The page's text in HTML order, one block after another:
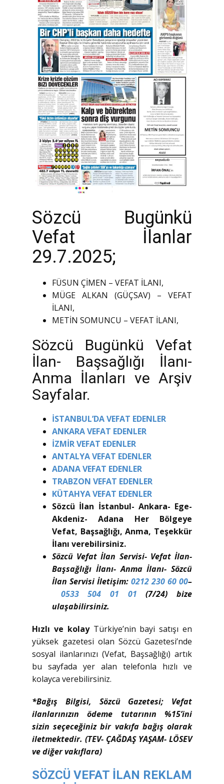
Sözcü Bugünkü
Vefat İlanlar
29.7.2025;
FÜSUN ÇİMEN – VEFAT İLANI,
MÜGE ALKAN (GÜÇSAV) – VEFAT
İLANI,
METİN SOMUNCU – VEFAT İLANI,
Sözcü Bugünkü Vefat
İlan- Başsağlığı İlanı-
Anma İlanları ve Arşiv
Sayfalar.
İSTANBUL’DA VEFAT EDENLER
ANKARA VEFAT EDENLER
İZMİR VEFAT EDENLER
ANTALYA VEFAT EDENLER
ADANA VEFAT EDENLER
TRABZON VEFAT EDENLER
KÜTAHYA VEFAT EDENLER
Sözcü İlan İstanbul- Ankara- Ege-
Akdeniz- Adana Her Bölgeye
Vefat, Başsağlığı, Anma, Teşekkür
İlanı verebilirsiniz.
Sözcü Vefat İlan Servisi- Vefat İlan-
Başsağlığı İlanı- Anma İlanı- Sözcü
İlan Servisi İletişim: 0212 230 60 00–
0533 504 01 01 (7/24) bize
ulaşabilirsiniz.
Hızlı ve kolayTürkiye’nin bayi satışı en
yüksek gazetesi olan Sözcü Gazetesi’nde
sosyal ilanlarınızı (Vefat, Başsağlığı) artık
bu sayfada yer alan telefonla hızlı ve
kolayca verebilirsiniz.
*Bağış Bilgisi, Sözcü Gazetesi; Vefat
ilanlarınızın ödeme tutarının %15’ini
sizin seçeceğiniz bir vakıfa bağış olarak
iletmektedir. (TEV- ÇAĞDAŞ YAŞAM- LÖSEV
ve diğer vakıflara)
SÖZCÜ VEFAT İLAN REKLAM